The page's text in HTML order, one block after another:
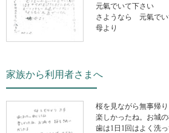
元氣でいて下さい
さようなら 元氣で
母より
家族から利用者さまへ
桜を見ながら無事帰
楽しかったね。お城
歯は1日1回はよく洗っ